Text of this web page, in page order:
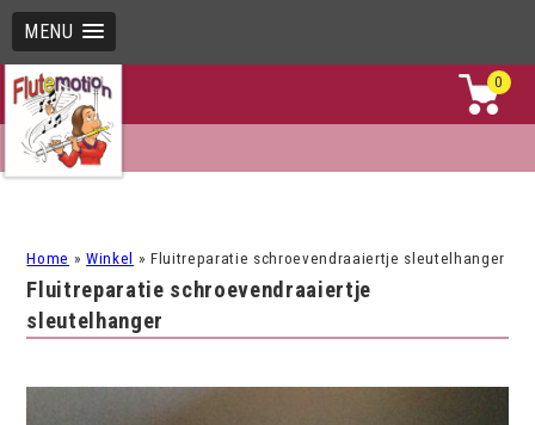
MENU
0
Home »Winkel »Fluitreparatie schroevendraaiertje sleutelhanger
Fluitreparatie schroevendraaiertje
sleutelhanger